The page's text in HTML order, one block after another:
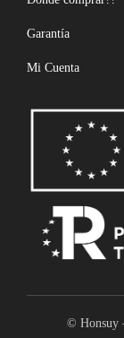
Garantía
Mi Cuenta
© Honsuy